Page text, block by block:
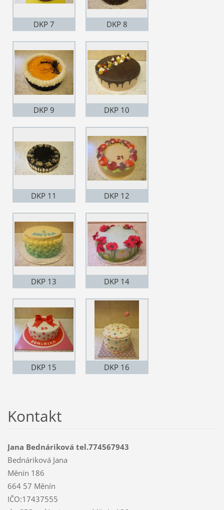
DKP 7 DKP 8
DKP 9 DKP 10
DKP 11 DKP 12
DKP 13 DKP 14
DKP 15 DKP 16
Kontakt
Jana Bednáriková tel.774567943
Bednáriková Jana
Měnín 186
664 57 Měnín
IČO:17437555